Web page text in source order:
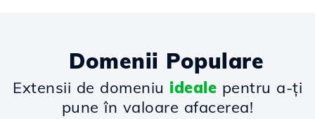
Domenii Populare
Extensii de domeniu ideale pentru a-ți
pune în valoare afacerea!